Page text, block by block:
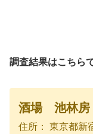
調査結果はこちら
酒場 池林房
住所： 東京都新